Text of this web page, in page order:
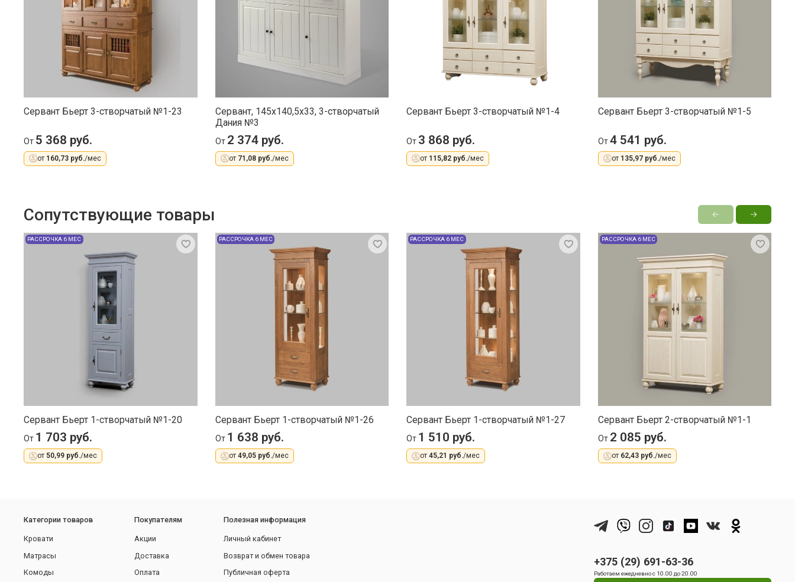
Сервант Бьерт 3-створчатый №1-23
От 5 368 руб.
от 160,73 руб./мес
Сервант, 145x140,5x33, 3-створчатый
Дания №3
От 2 374 руб.
от 71,08 руб./мес
Сервант Бьерт 3-створчатый №1-4
От 3 868 руб.
от 115,82 руб./мес
Сервант Бьерт 3-створчатый №1-5
От 4 541 руб.
от 135,97 руб./мес
Сопутствующие товары
РАССРОЧКА 6 МЕС
Сервант Бьерт 1-створчатый №1-20
От 1 703 руб.
от 50,99 руб./мес
РАССРОЧКА 6 МЕС
Сервант Бьерт 1-створчатый №1-26
От 1 638 руб.
от 49,05 руб./мес
РАССРОЧКА 6 МЕС
Сервант Бьерт 1-створчатый №1-27
От 1 510 руб.
от 45,21 руб./мес
РАССРОЧКА 6 МЕС
Сервант Бьерт 2-створчатый №1-1
От 2 085 руб.
от 62,43 руб./мес
Категории товаров
Кровати
Матрасы
Комоды
Покупателям
Акции
Доставка
Оплата
Полезная информация
Личный кабинет
Возврат и обмен товара
Публичная оферта
+375 (29) 691-63-36
Работаем ежедневно с 10.00 до 20.00